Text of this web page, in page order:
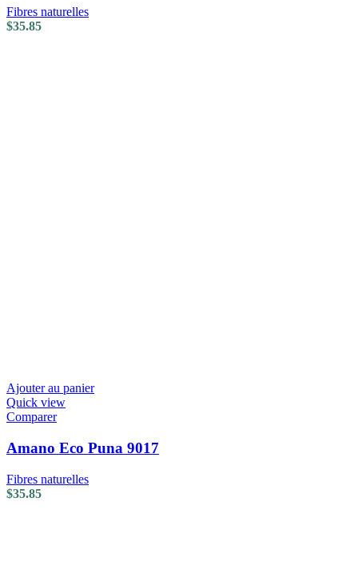
Fibres naturelles
$35.85
Ajouter au panier
Quick view
Comparer
Amano Eco Puna 9017
Fibres naturelles
$35.85